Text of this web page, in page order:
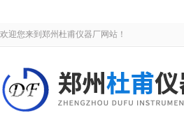
欢迎您来到郑州杜甫仪器厂网站！